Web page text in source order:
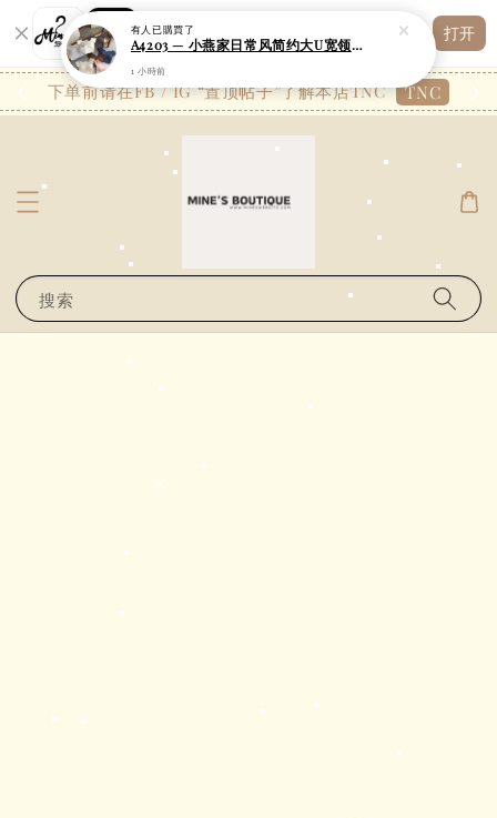
Shopping: 追踪您的订单
您信赖的商店
打开
下单前请在FB / IG “置顶帖子”了解本店TNC TNC
搜索
有人 已購買了
A4203 — 小燕家日常风简约大U宽领修身短版上衣
1 小時前